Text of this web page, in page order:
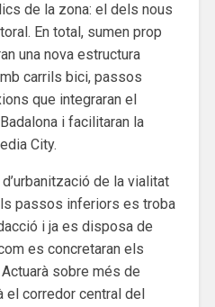
de la zona: el dels nous
En total, sumen prop
una nova estructura
carrils bici, passos
que integraran el
i facilitaran la
City.
d’urbanització de la vialitat
passos inferiors es troba
i ja es disposa de
es concretaran els
sobre més de
el corredor central del